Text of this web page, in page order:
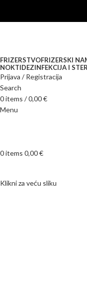
FRIZERSTVOFRIZERSKI
NOKTIDEZINFEKCIJA I
Prijava / Registracija
Search
0items /0,00€
Menu
0items 0,00€
Klikni za veću sliku